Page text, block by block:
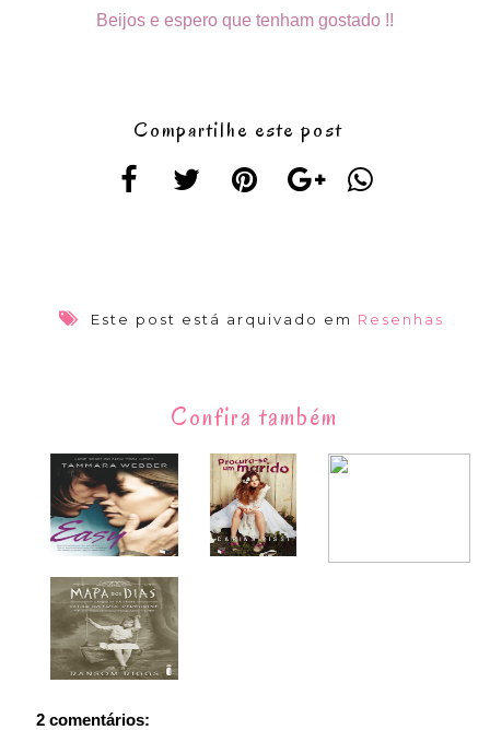
Beijos e espero que tenham gostado !!
Compartilhe este post
Este post está arquivado em Resenhas
Confira também
2 comentários: